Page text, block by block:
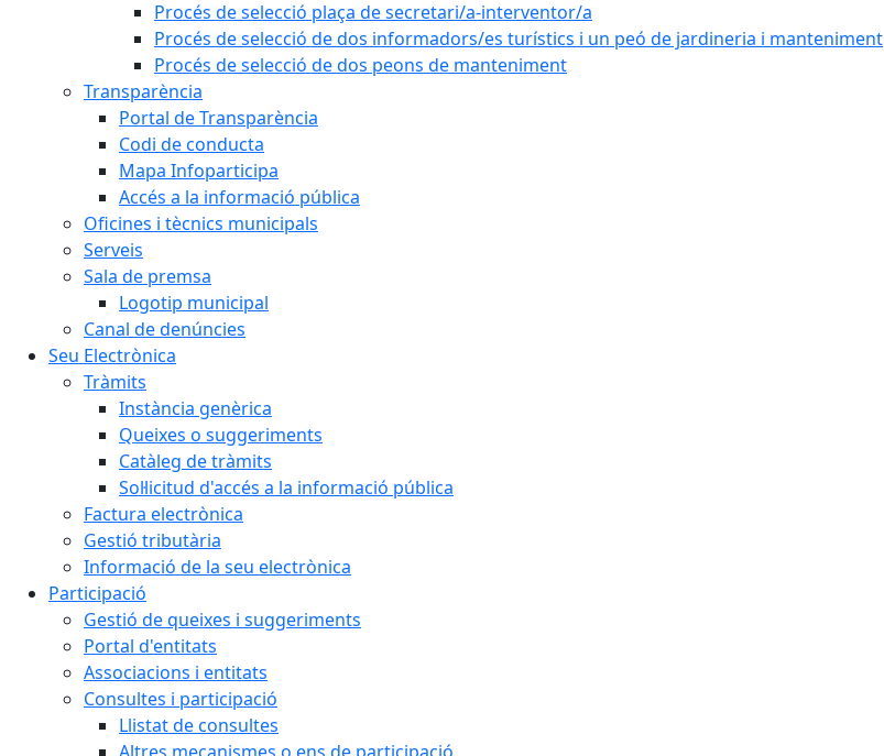
Procés de selecció plaça de secretari/a-interventor/a
Procés de selecció de dos informadors/es turístics i un peó de jardineria i manteniment
Procés de selecció de dos peons de manteniment
Transparència
Portal de Transparència
Codi de conducta
Mapa Infoparticipa
Accés a la informació pública
Oficines i tècnics municipals
Serveis
Sala de premsa
Logotip municipal
Canal de denúncies
Seu Electrònica
Tràmits
Instància genèrica
Queixes o suggeriments
Catàleg de tràmits
Sol·licitud d'accés a la informació pública
Factura electrònica
Gestió tributària
Informació de la seu electrònica
Participació
Gestió de queixes i suggeriments
Portal d'entitats
Associacions i entitats
Consultes i participació
Llistat de consultes